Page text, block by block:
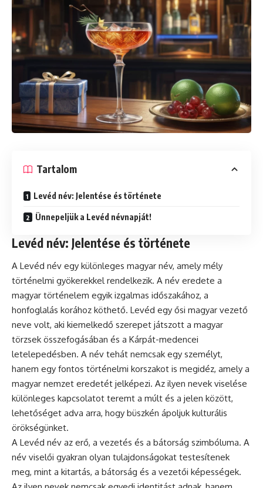
Tartalom
Levéd név: Jelentése és története
Ünnepeljük a Levéd névnapját!
Levéd név: Jelentése és története
A Levéd név egy különleges magyar név, amely mély
történelmi gyökerekkel rendelkezik. A név eredete a
magyar történelem egyik izgalmas időszakához, a
honfoglalás korához köthető. Levéd egy ősi magyar vezető
neve volt, aki kiemelkedő szerepet játszott a magyar
törzsek összefogásában és a Kárpát-medencei
letelepedésben. A név tehát nemcsak egy személyt,
hanem egy fontos történelmi korszakot is megidéz, amely a
magyar nemzet eredetét jelképezi. Az ilyen nevek viselése
különleges kapcsolatot teremt a múlt és a jelen között,
lehetőséget adva arra, hogy büszkén ápoljuk kulturális
örökségünket.
A Levéd név az erő, a vezetés és a bátorság szimbóluma. A
név viselői gyakran olyan tulajdonságokat testesítenek
meg, mint a kitartás, a bátorság és a vezetői képességek.